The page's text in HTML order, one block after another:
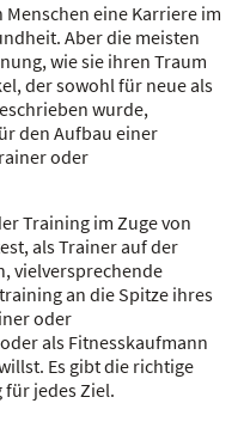
eine Karriere im
Aber die meisten
wie sie ihren Traum
der sowohl für neue als
wurde,
den Aufbau einer
oder
Training im Zuge von
als Trainer auf der
vielversprechende
an die Spitze ihres
oder
als Fitnesskaufmann
Es gibt die richtige
jedes Ziel.